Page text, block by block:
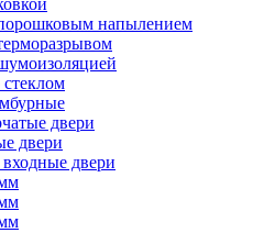
напылением
двери
двери
двери